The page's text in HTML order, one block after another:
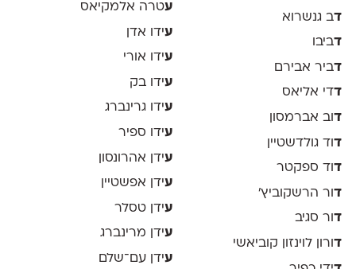
דב גנשרוא
דביבו
דביר אבירם
דדי אליאס
דוב אברמסון
דוד גולדשטיין
דוד ספקטר
דור הרשקוביץ׳
דור סגיב
דורון לוינזון קוביאשי
עטרה אלמקיאס
עידו אדן
עידו אורי
עידו בק
עידו גרינברג
עידו ספיר
עידן אהרונסון
עידן אפשטיין
עידן טסלר
עידן מרינברג
עידן עם־שלם